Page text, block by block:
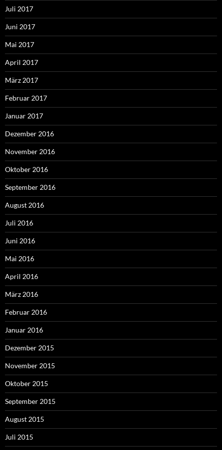
Juli 2017
Juni 2017
Mai 2017
April 2017
März 2017
Februar 2017
Januar 2017
Dezember 2016
November 2016
Oktober 2016
September 2016
August 2016
Juli 2016
Juni 2016
Mai 2016
April 2016
März 2016
Februar 2016
Januar 2016
Dezember 2015
November 2015
Oktober 2015
September 2015
August 2015
Juli 2015